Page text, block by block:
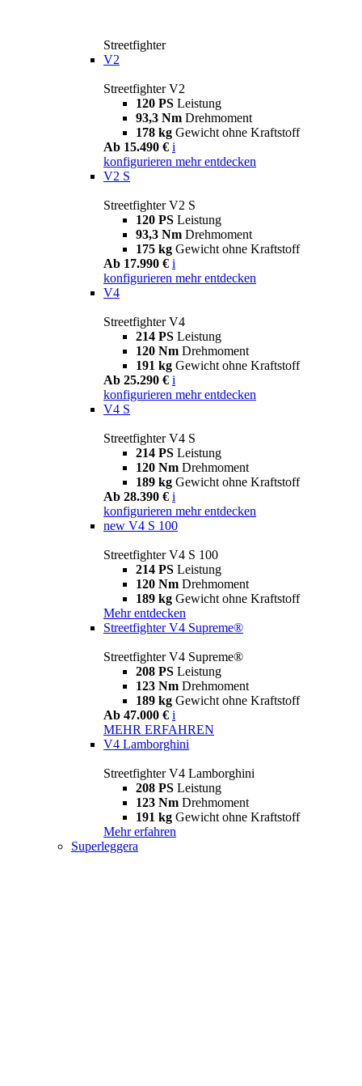
Streetfighter
V2
Streetfighter V2
120 PS Leistung
93,3 Nm Drehmoment
178 kg Gewicht ohne Kraftstoff
Ab 15.490 € i
konfigurieren mehr entdecken
V2 S
Streetfighter V2 S
120 PS Leistung
93,3 Nm Drehmoment
175 kg Gewicht ohne Kraftstoff
Ab 17.990 € i
konfigurieren mehr entdecken
V4
Streetfighter V4
214 PS Leistung
120 Nm Drehmoment
191 kg Gewicht ohne Kraftstoff
Ab 25.290 € i
konfigurieren mehr entdecken
V4 S
Streetfighter V4 S
214 PS Leistung
120 Nm Drehmoment
189 kg Gewicht ohne Kraftstoff
Ab 28.390 € i
konfigurieren mehr entdecken
new V4 S 100
Streetfighter V4 S 100
214 PS Leistung
120 Nm Drehmoment
189 kg Gewicht ohne Kraftstoff
Mehr entdecken
Streetfighter V4 Supreme®
Streetfighter V4 Supreme®
208 PS Leistung
123 Nm Drehmoment
189 kg Gewicht ohne Kraftstoff
Ab 47.000 € i
MEHR ERFAHREN
V4 Lamborghini
Streetfighter V4 Lamborghini
208 PS Leistung
123 Nm Drehmoment
191 kg Gewicht ohne Kraftstoff
Mehr erfahren
Superleggera